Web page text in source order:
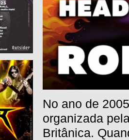
No ano de
organizada
Britânica.